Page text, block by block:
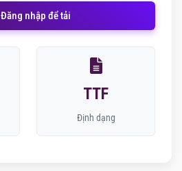
Đăng nhập để tải
TTF
Định dạng